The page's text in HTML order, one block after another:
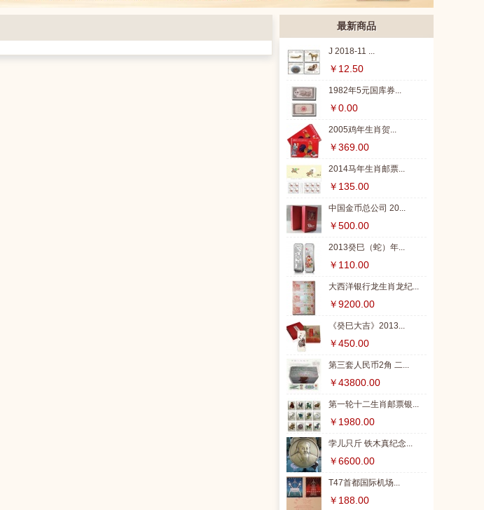
最新商品
J 2018-11 ...
￥12.50
1982年5元国库券...
￥0.00
2005鸡年生肖贺...
￥369.00
2014马年生肖邮票...
￥135.00
中国金币总公司 20...
￥500.00
2013癸巳（蛇）年...
￥110.00
大西洋银行龙生肖龙纪...
￥9200.00
《癸巳大吉》2013...
￥450.00
第三套人民币2角 二...
￥43800.00
第一轮十二生肖邮票银...
￥1980.00
孛儿只斤 铁木真纪念...
￥6600.00
T47首都国际机场...
￥188.00